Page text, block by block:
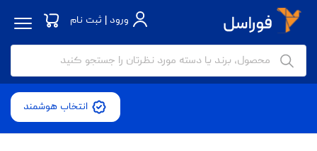
ورود | ثبت نام
انتخاب هوشمند